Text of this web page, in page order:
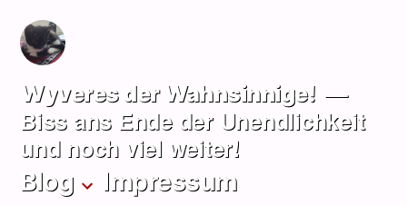
Zum
Inhalt
springen
Wyveres der Wahnsinnige!
Biss ans Ende der Unendlichkeit
und noch viel weiter!
Blog Impressum